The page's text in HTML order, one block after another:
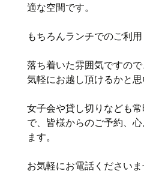
適な空間です。
もちろんランチでのご利用
落ち着いた雰囲気ですの
気軽にお越し頂けるかと思
女子会や貸し切りなども
で、皆様からのご予約、
ます。
お気軽にお電話くださいま